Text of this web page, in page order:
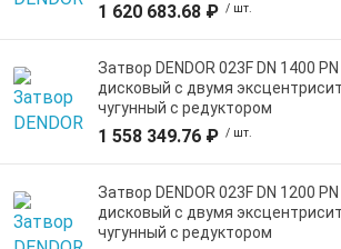
1 620 683.68 ₽ / шт.
Затвор DENDOR 023F DN 1400
дисковый c двумя
чугунный с редуктором
1 558 349.76 ₽ / шт.
Затвор DENDOR 023F DN 1200
дисковый c двумя
чугунный с редуктором